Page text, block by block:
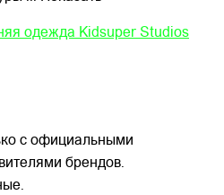
одежда Kidsuper Studios
с официальными
брендов.